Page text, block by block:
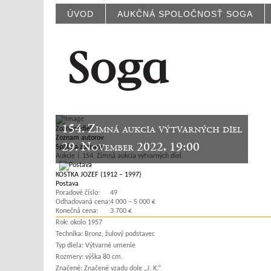
ÚVOD AUKČNÁ SPOLOČNOSŤ SOGA
154. Zimná aukcia výtvarných diel
29. November 2022, 19:00
Zoznam diel
Zoznam autorov
Späť na zoznam
Aukcie | 154. Zimná aukcia výtvarných diel
KOSTKA JOZEF (1912 – 1997)
Postava
Poradové číslo:
49
Odhadovaná cena:4 000 – 5 000 €
Konečná cena:
3 700 €
Rok: okolo 1957
Technika: Bronz, žulový podstavec
Typ diela: Výtvarné umenie
Rozmery: výška 80 cm.
Značené: Značené vzadu dole „J. K.“